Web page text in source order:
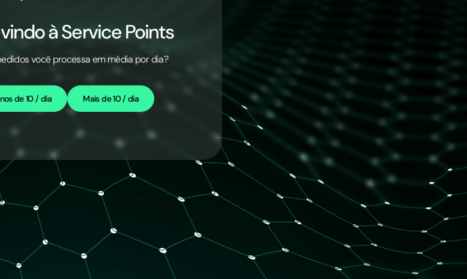
à Service Points
você processa em média por dia?
de 10 / dia Mais de 10 / dia